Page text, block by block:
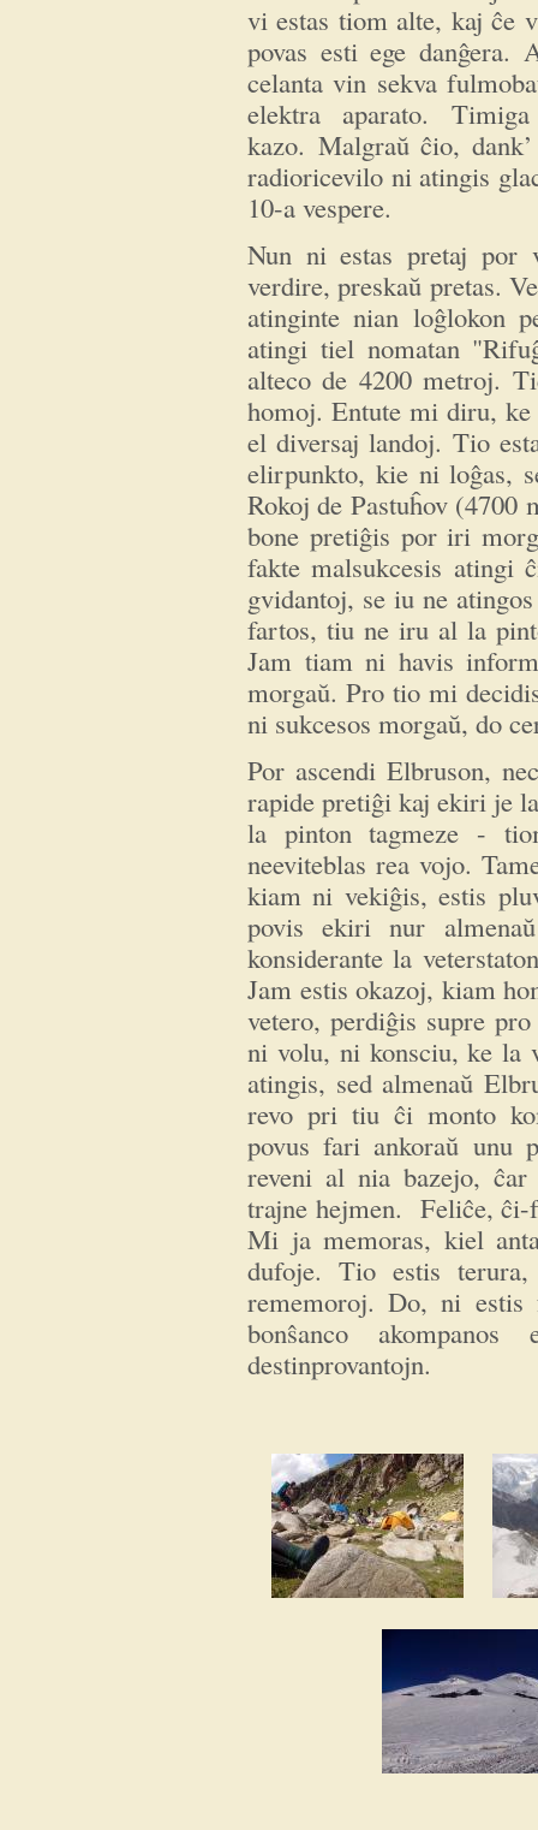
vi estas tiom alte, kaj ĉe
povas esti ege danĝera.
celanta vin sekva
elektra aparato.
kazo. Malgraŭ ĉio,
radioricevilo ni atingis
10-a vespere.
Nun ni estas pretaj por
verdire, preskaŭ pretas.
atinginte nian loĝlokon
atingi tiel nomatan
alteco de 4200 metroj.
homoj. Entute mi diru,
el diversaj landoj. Tio
elirpunkto, kie ni loĝas,
Rokoj de Pastuĥov
bone pretiĝis por iri
fakte malsukcesis
gvidantoj, se iu ne
fartos, tiu ne iru al la
Jam tiam ni havis
morgaŭ. Pro tio mi
ni sukcesos morgaŭ, do
Por ascendi Elbruson,
rapide pretiĝi kaj ekiri je
la pinton tagmeze -
neeviteblas rea vojo.
kiam ni vekiĝis, estis
povis ekiri nur
konsiderante la
Jam estis okazoj, kiam
vetero, perdiĝis supre
ni volu, ni konsciu, ke la
atingis, sed almenaŭ
revo pri tiu ĉi monto
povus fari ankoraŭ unu
reveni al nia bazejo,
trajne hejmen. Feliĉe, ĉi-
Mi ja memoras, kiel
dufoje. Tio estis
rememoroj. Do, ni
bonŝanco
destinprovantojn.